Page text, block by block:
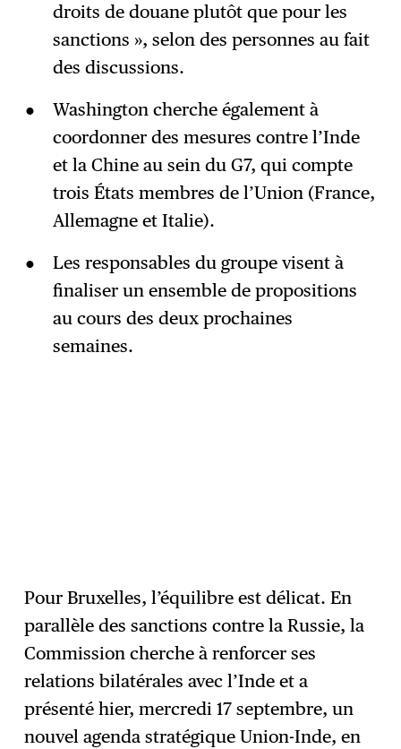
droits de douane plutôt que pour les
sanctions », selon des personnes au fait
des discussions.
Washington cherche également à
coordonner des mesures contre l’Inde
et la Chine au sein du G7, qui compte
trois États membres de l’Union (France,
Allemagne et Italie).
Les responsables du groupe visent à
finaliser un ensemble de propositions
au cours des deux prochaines
semaines.
Pour Bruxelles, l’équilibre est délicat. En
parallèle des sanctions contre la Russie, la
Commission cherche à renforcer ses
relations bilatérales avec l’Inde et a
présenté hier, mercredi 17 septembre, un
nouvel agenda stratégique Union-Inde, en